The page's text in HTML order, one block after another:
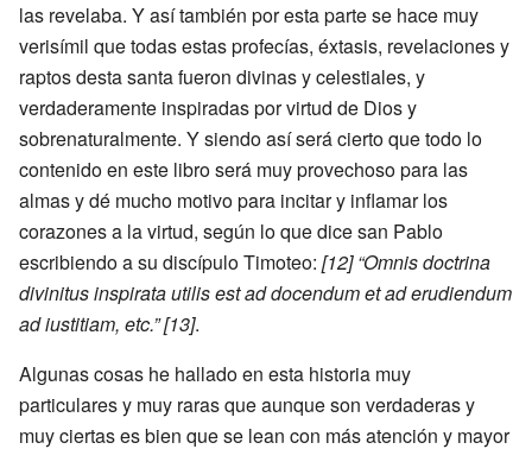
las revelaba. Y así también por esta parte se hace muy
verisímil que todas estas profecías, éxtasis, revelaciones y
raptos desta santa fueron divinas y celestiales, y
verdaderamente inspiradas por virtud de Dios y
sobrenaturalmente. Y siendo así será cierto que todo lo
contenido en este libro será muy provechoso para las
almas y dé mucho motivo para incitar y inflamar los
corazones a la virtud, según lo que dice san Pablo
escribiendo a su discípulo Timoteo: [12] “Omnis doctrina
divinitus inspirata utilis est ad docendum et ad erudiendum
ad iustitiam, etc.”[13].
Algunas cosas he hallado en esta historia muy
particulares y muy raras que aunque son verdaderas y
muy ciertas es bien que se lean con más atención y mayor